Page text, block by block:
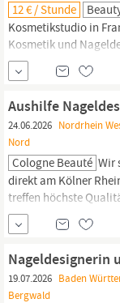
12 € / Stunde
Kosmetikstudio in
Kosmetik und
Standorten: in
Team kümmert sich
Nageldesign,
Zusammenarbeit
einem...
Aushilfe
24.06.2026 Nordrhein
Nord
Cologne Beauté Wir
direkt am Kölner
treffen höchste
Ambiente – wir
betreuen einen
mit Shellac und...
Nageldesignerin
19.07.2026 Baden
Bergwald